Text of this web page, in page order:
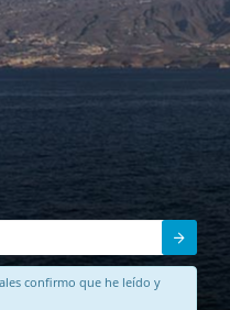
confirmo que he leído y